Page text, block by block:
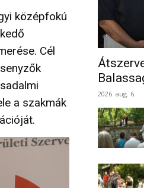
középfokú
Cél
a szakmák
2026. aug. 6.